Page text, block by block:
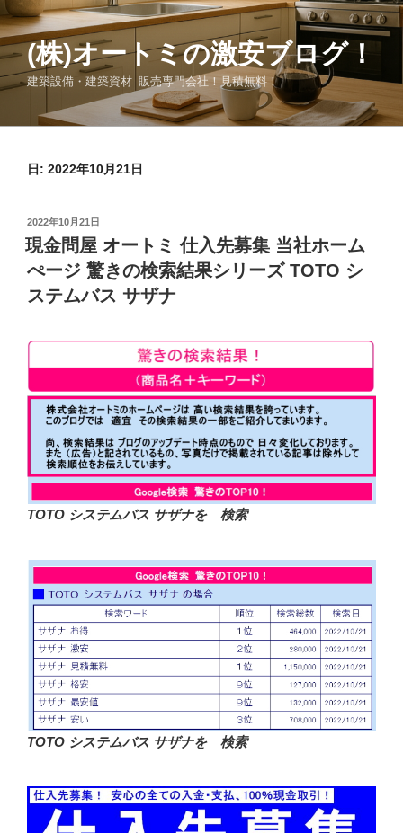
コ
ン
テ
ン
ツ
(株)オートミの激安ブログ！
建築設備・建築資材 販売専門会社！見積無料！
日: 2022年10月21日
投
稿
日:
2022年10月21日
現金問屋 オートミ 仕入先募集 当社ホーム
ぺージ 驚きの検索結果シリーズ TOTO シ
ステムバス サザナ
TOTO システムバス サザナを 検索
TOTO システムバス サザナを 検索